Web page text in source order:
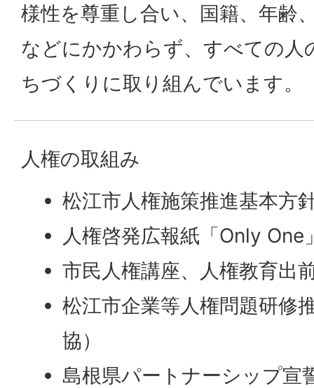
様性を尊重し合い、国籍、年齢
などにかかわらず、すべての人
ちづくりに取り組んでいます。
人権の取組み
松江市人権施策推進基本方
人権啓発広報紙「Only One
市民人権講座、人権教育出
松江市企業等人権問題研修
協）
島根県パートナーシップ宣